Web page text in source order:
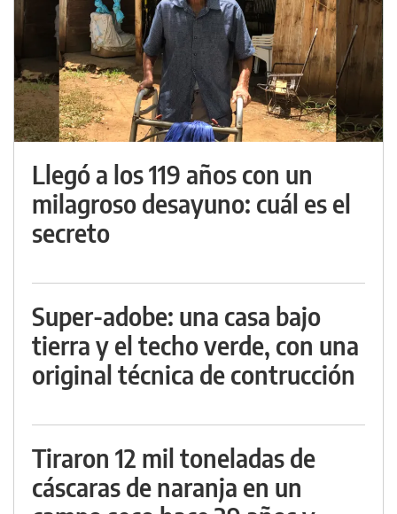
Llegó a los 119 años con un
milagroso desayuno: cuál es el
secreto
Super-adobe: una casa bajo
tierra y el techo verde, con una
original técnica de contrucción
Tiraron 12 mil toneladas de
cáscaras de naranja en un